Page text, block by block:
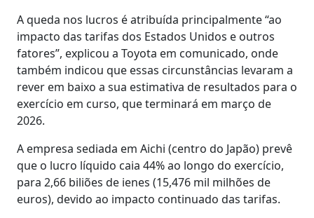
A queda nos lucros é atribuída principalmente “ao
impacto das tarifas dos Estados Unidos e outros
fatores”, explicou a Toyota em comunicado, onde
também indicou que essas circunstâncias levaram a
rever em baixo a sua estimativa de resultados para o
exercício em curso, que terminará em março de
2026.
A empresa sediada em Aichi (centro do Japão) prevê
que o lucro líquido caia 44% ao longo do exercício,
para 2,66 biliões de ienes (15,476 mil milhões de
euros), devido ao impacto continuado das tarifas.